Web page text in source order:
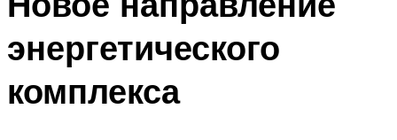
энергетического
комплекса